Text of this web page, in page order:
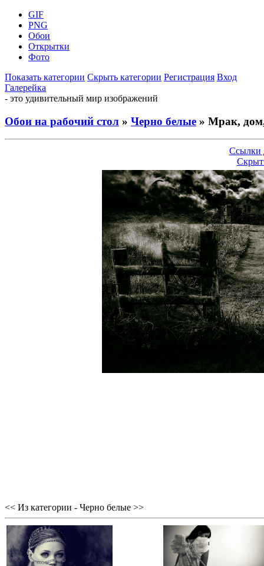
GIF
PNG
Обои
Открытки
Фото
Показать категории Скрыть категории Регистрация Вход
Галерейка
- это удивительный мир изображений
Обои на рабочий стол » Черно белые » Мрак,
Ссылки
<< Из категории - Черно белые >>